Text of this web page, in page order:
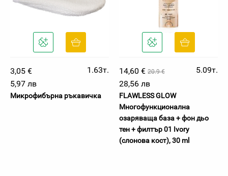
3,05 €
1.63т.
5,97 лв
Микрофибърна ръкавичка
14,60 € 20.9 €
5.09т.
28,56 лв
FLAWLESS GLOW
Многофункционална
озаряваща база + фон дьо
тен + филтър 01 Ivory
(слонова кост), 30 ml